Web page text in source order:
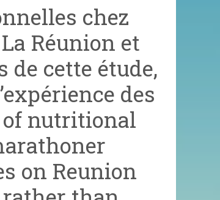
chez
Réunion et
cette étude,
des
nutritional
on Reunion